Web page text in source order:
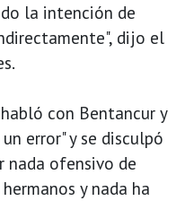
la intención de
dijo el
con Bentancur y
error" y se disculpó
nada ofensivo de
y nada ha